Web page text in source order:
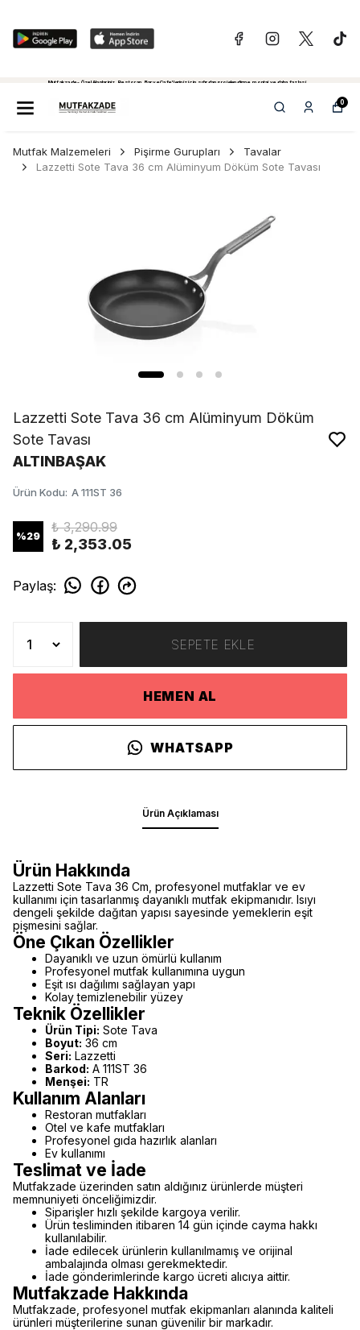
Mutfakzade - Özel Alanlariniz, Restoran, Bar ve Cafe'leriniz için sıfırdan projelendirme, montaj ve daha fazlasi...
0
Mutfak Malzemeleri Pişirme Gurupları
Tavalar
Lazzetti Sote Tava 36 cm Alüminyum Döküm Sote Tavası
Lazzetti Sote Tava 36 cm Alüminyum Döküm
Sote Tavası
ALTINBAŞAK
Ürün Kodu: A 111ST 36
%29
₺ 3,290.99
₺ 2,353.05
Paylaş:
SEPETE EKLE
HEMEN AL
WHATSAPP
Ürün Açıklaması
Ürün Hakkında
Lazzetti Sote Tava 36 Cm, profesyonel mutfaklar ve ev
kullanımı için tasarlanmış dayanıklı mutfak ekipmanıdır. Isıyı
dengeli şekilde dağıtan yapısı sayesinde yemeklerin eşit
pişmesini sağlar.
Öne Çıkan Özellikler
Dayanıklı ve uzun ömürlü kullanım
Profesyonel mutfak kullanımına uygun
Eşit ısı dağılımı sağlayan yapı
Kolay temizlenebilir yüzey
Teknik Özellikler
Ürün Tipi: Sote Tava
Boyut: 36 cm
Seri: Lazzetti
Barkod: A 111ST 36
Menşei: TR
Kullanım Alanları
Restoran mutfakları
Otel ve kafe mutfakları
Profesyonel gıda hazırlık alanları
Ev kullanımı
Teslimat ve İade
Mutfakzade üzerinden satın aldığınız ürünlerde müşteri
memnuniyeti önceliğimizdir.
Siparişler hızlı şekilde kargoya verilir.
Ürün tesliminden itibaren 14 gün içinde cayma hakkı
kullanılabilir.
İade edilecek ürünlerin kullanılmamış ve orijinal
ambalajında olması gerekmektedir.
İade gönderimlerinde kargo ücreti alıcıya aittir.
Mutfakzade Hakkında
Mutfakzade, profesyonel mutfak ekipmanları alanında kaliteli
ürünleri müşterilerine sunan güvenilir bir markadır.